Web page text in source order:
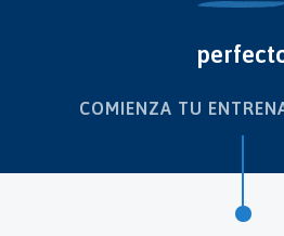
COMIENZA TU